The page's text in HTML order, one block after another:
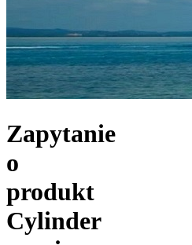
Zapytanie
o
produkt
Cylinder